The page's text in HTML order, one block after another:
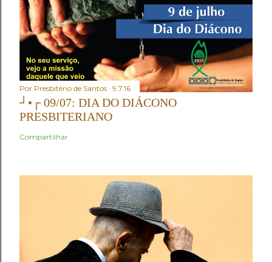
Por Presbitério de Santos 9.7.16
┘•┌ 09/07: DIA DO DIÁCONO
PRESBITERIANO
Compartilhar